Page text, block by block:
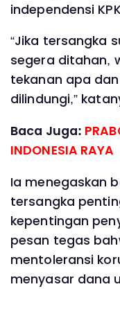
independensi
“Jika tersangka
segera ditahan,
tekanan apa
dilindungi,”
Baca Juga:
INDONESIA RAYA
Ia menegaskan
tersangka
kepentingan
pesan tegas
mentoleransi
menyasar dana